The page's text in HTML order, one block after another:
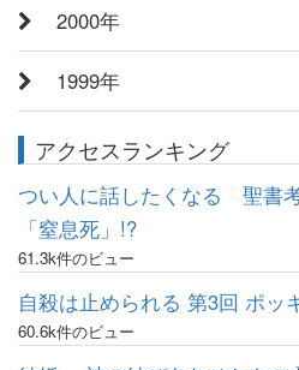
2000年
1999年
アクセスランキング
つい人に話したくなる 聖書
「窒息死」!?
61.3k件のビュー
自殺は止められる 第3回 ポッ
60.6k件のビュー